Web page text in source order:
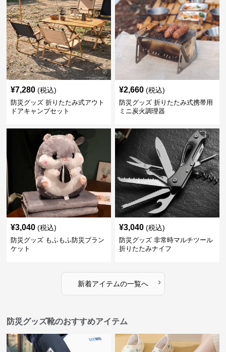
¥7,280 (税込)
防災グッズ 折りたたみ式アウト
ドアキャンプセット
¥2,660 (税込)
防災グッズ 折りたたみ式携帯用
ミニ炭火調理器
¥3,040 (税込)
防災グッズ もふもふ防災ブラン
ケット
¥3,040 (税込)
防災グッズ 非常時マルチツール
折りたたみナイフ
新着アイテムの一覧へ ›
防災グッズ靴のおすすめアイテム